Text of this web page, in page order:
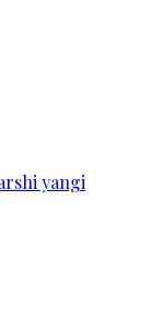
yangi